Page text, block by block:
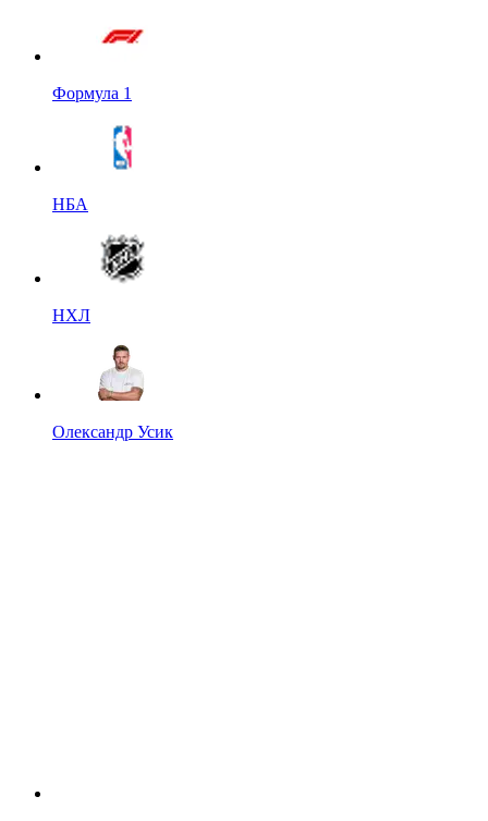
Формула 1
НБА
НХЛ
Олександр Усик